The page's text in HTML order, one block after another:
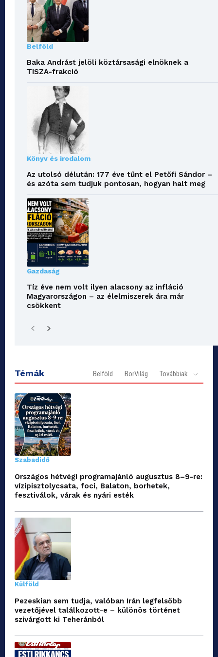
Belföld
Baka Andrást jelöli köztársasági elnöknek a
TISZA-frakció
Könyv és irodalom
Az utolsó délután: 177 éve tűnt el Petőfi Sándor –
és azóta sem tudjuk pontosan, hogyan halt meg
Gazdaság
Tíz éve nem volt ilyen alacsony az infláció
Magyarországon – az élelmiszerek ára már
csökkent
Témák Belföld BorVilág Továbbiak
Szabadidő
Országos hétvégi programajánló augusztus 8–9-re:
vízipisztolycsata, foci, Balaton, borhetek,
fesztiválok, várak és nyári esték
Külföld
Pezeskian sem tudja, valóban Irán legfelsőbb
vezetőjével találkozott-e – különös történet
szivárgott ki Teheránból